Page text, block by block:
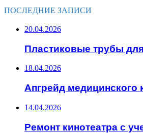
ПОСЛЕДНИЕ ЗАПИСИ
20.04.2026
Пластиковые трубы
18.04.2026
Апгрейд медицинского
14.04.2026
Ремонт кинотеатра с